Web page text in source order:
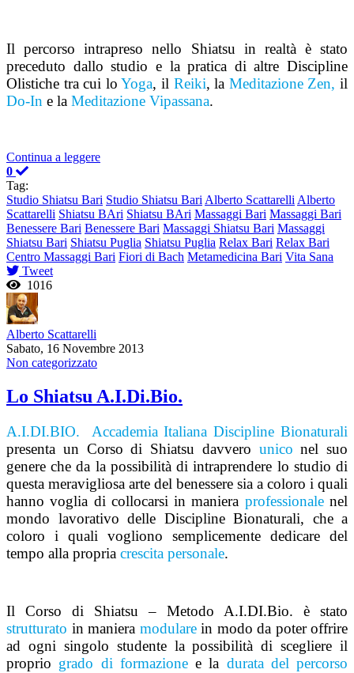
Il percorso intrapreso nello Shiatsu in realtà è stato
preceduto dallo studio e la pratica di altre Discipline
Olistiche tra cui loYoga, il Reiki, la Meditazione Zen,il
Do-In e la Meditazione Vipassana.
Continua a leggere
0
Tag:
Studio Shiatsu Bari Studio Shiatsu Bari Alberto Scattarelli Alberto
Scattarelli Shiatsu BAri Shiatsu BAri Massaggi Bari Massaggi Bari
Benessere Bari Benessere Bari Massaggi Shiatsu Bari Massaggi
Shiatsu Bari Shiatsu Puglia Shiatsu Puglia Relax Bari Relax Bari
Centro Massaggi Bari Fiori di Bach Metamedicina Bari Vita Sana
Tweet
1016
Alberto Scattarelli
Sabato, 16 Novembre 2013
Non categorizzato
Lo Shiatsu A.I.Di.Bio.
A.I.DI.BIO. Accademia Italiana Discipline Bionaturali
presenta un Corso di Shiatsu davvero unico nel suo
genere che da la possibilità di intraprendere lo studio di
questa meravigliosa arte del benessere sia a coloro i quali
hanno voglia di collocarsi in maniera professionalenel
mondo lavorativo delle Discipline Bionaturali, che a
coloro i quali vogliono semplicemente dedicare del
tempo alla propria crescita personale.
Il Corso di Shiatsu – Metodo A.I.DI.Bio. è stato
strutturato in maniera modularein modo da poter offrire
ad ogni singolo studente la possibilità di scegliere il
proprio grado di formazionee la durata del percorso